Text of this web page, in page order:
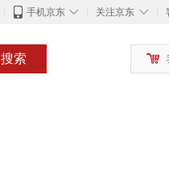
◇
手机京东 ◇
关注京东
搜索